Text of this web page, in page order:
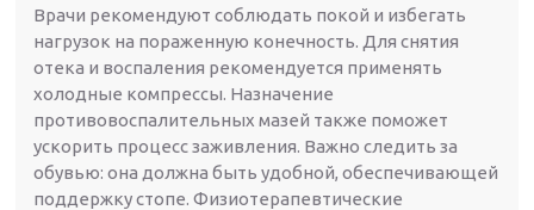
Врачи рекомендуют соблюдать покой и избегать
нагрузок на пораженную конечность. Для снятия
отека и воспаления рекомендуется применять
холодные компрессы. Назначение
противовоспалительных мазей также поможет
ускорить процесс заживления. Важно следить за
обувью: она должна быть удобной, обеспечивающей
поддержку стопе. Физиотерапевтические